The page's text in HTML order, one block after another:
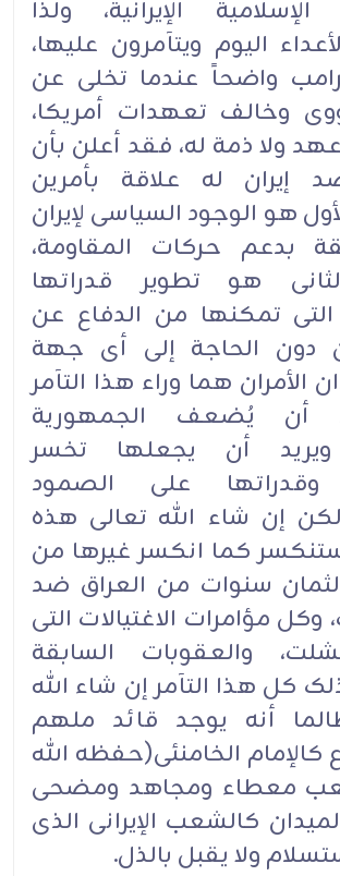
الإیرانیة، ولذا
الیوم ویتآمرون علیها،
واضحاً عندما تخلى عن
وخالف تعهدات أمریکا،
ولا ذمة له، فقد أعلن بأن
إیران له علاقة بأمرین
هو الوجود السیاسی لإیران
بدعم حرکات المقاومة،
هو تطویر قدراتها
التی تمکنها من الدفاع عن
دون الحاجة إلى أی جهة
الأمران هما وراء هذا التآمر
أن یُضعف الجمهوریة
ویرید أن یجعلها تخسر
وقدراتها على الصمود
إن شاء الله تعالى هذه
کما انکسر غیرها من
سنوات من العراق ضد
وکل مؤامرات الاغتیالات التی
والعقوبات السابقة
کل هذا التآمر إن شاء الله
أنه یوجد قائد ملهم
الخامنئی(حفظه الله
معطاء ومجاهد ومضحی
کالشعب الإیرانی الذی
ولا یقبل بالذل.